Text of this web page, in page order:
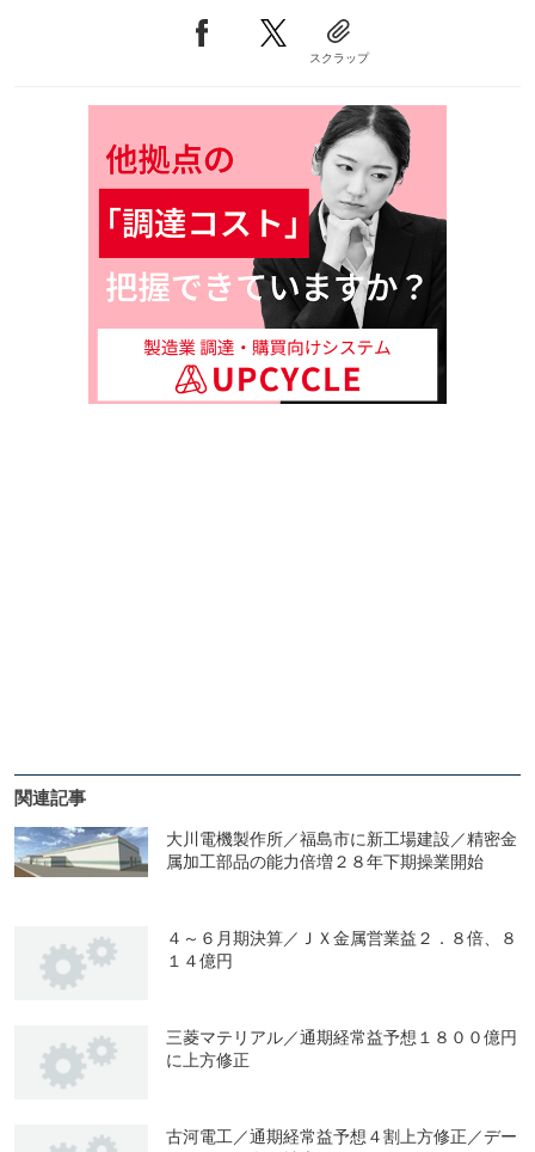
スクラップ
関連記事
大川電機製作所／福島市に新工場建設／精密金
属加工部品の能力倍増２８年下期操業開始
４～６月期決算／ＪＸ金属営業益２．８倍、８
１４億円
三菱マテリアル／通期経常益予想１８００億円
に上方修正
古河電工／通期経常益予想４割上方修正／デー